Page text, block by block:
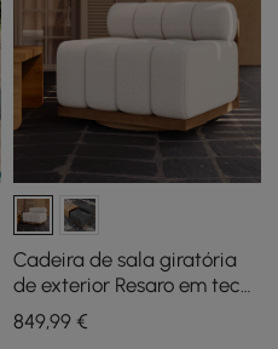
Cadeira de sala giratória
de exterior Resaro em teca
e alumínio
849,99€